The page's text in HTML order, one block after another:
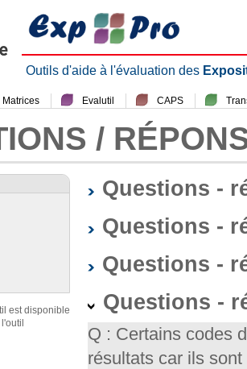
Outils d'aide à l'évaluation des
Matrices Evalutil CAPS
/
est disponible
Questions -
Questions -
Questions -
Questions -
Q : Certains codes
résultats car ils